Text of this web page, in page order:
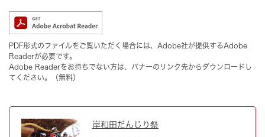
PDF形式のファイルをご覧いただく場合には、Adobe社が提供するAdobe
Readerが必要です。
Adobe Readerをお持ちでない方は、バナーのリンク先からダウンロードし
てください。（無料）
岸和田だんじり祭